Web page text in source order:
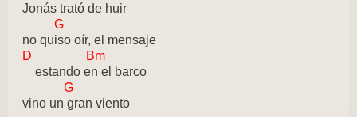
Jonás trató de huir
G
no quiso oír, el mensaje
D Bm
estando en el barco
G
vino un gran viento